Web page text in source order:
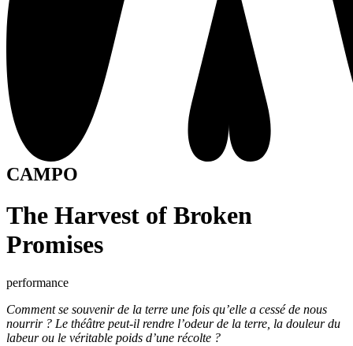
CAMPO
The Harvest of Broken
Promises
performance
Comment se souvenir de la terre une fois qu’elle a cessé de nous
nourrir ? Le théâtre peut-il rendre l’odeur de la terre, la douleur du
labeur ou le véritable poids d’une récolte ?